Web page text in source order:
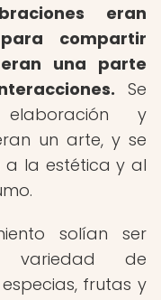
eran
compartir
una parte
Se
y
un arte, y se
a la estética y al
solían ser
variedad de
frutas y